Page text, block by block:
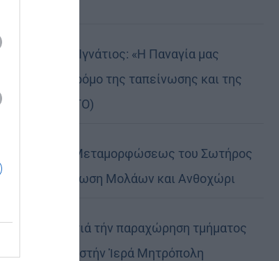
Δημητριάδος Ιγνάτιος: «Η Παναγία μας
δείχνει τον δρόμο της ταπείνωσης και της
σιωπής» (ΦΩΤΟ)
Η εορτή της Μεταμορφώσεως του Σωτήρος
σε Μεταμόρφωση Μολάων και Ανθοχώρι
Εὐχαριστίες γιά τήν παραχώρηση τμήματος
στρατοπέδου στήν Ἱερά Μητρόπολη